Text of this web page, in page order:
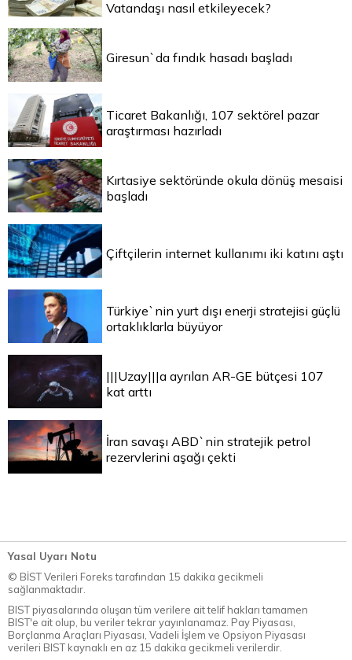
Vatandaşı nasıl etkileyecek?
Giresun`da fındık hasadı başladı
Ticaret Bakanlığı, 107 sektörel pazar
araştırması hazırladı
Kırtasiye sektöründe okula dönüş mesaisi
başladı
Çiftçilerin internet kullanımı iki katını aştı
Türkiye`nin yurt dışı enerji stratejisi güçlü
ortaklıklarla büyüyor
|||Uzay|||a ayrılan AR-GE bütçesi 107
kat arttı
İran savaşı ABD`nin stratejik petrol
rezervlerini aşağı çekti
Yasal Uyarı Notu
© BİST Verileri Foreks tarafından 15 dakika gecikmeli
sağlanmaktadır.
BIST piyasalarında oluşan tüm verilere ait telif hakları tamamen
BIST'e ait olup, bu veriler tekrar yayınlanamaz. Pay Piyasası,
Borçlanma Araçları Piyasası, Vadeli İşlem ve Opsiyon Piyasası
verileri BIST kaynaklı en az 15 dakika gecikmeli verilerdir.